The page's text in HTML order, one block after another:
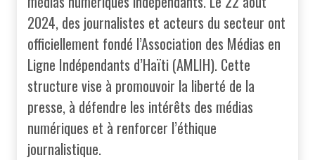
2024, des journalistes et acteurs du secteur ont
officiellement fondé l’Association des Médias en
Ligne Indépendants d’Haïti (AMLIH). Cette
structure vise à promouvoir la liberté de la
presse, à défendre les intérêts des médias
numériques et à renforcer l’éthique
journalistique.